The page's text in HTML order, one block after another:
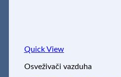
Quick View
Osveživači vazduha